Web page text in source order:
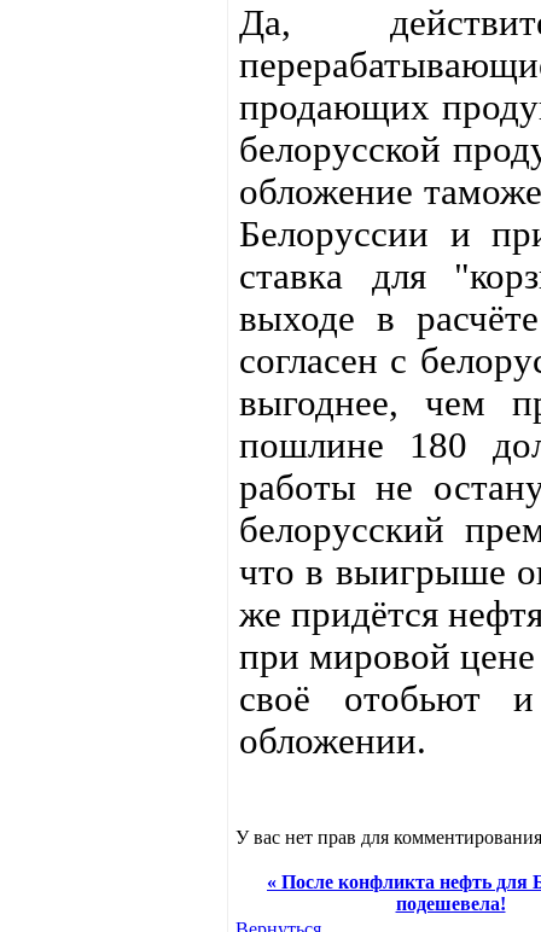
Да,
продающих
белорусской
обложение
Белоруссии и
ставка для
выходе в
согласен с
выгоднее, чем
пошлине 180
работы не
белорусский
что в выигрыше
же придётся
при мировой
своё отобьют
обложении.
У вас нет прав для
« После конфликта нефть для
подешевела!